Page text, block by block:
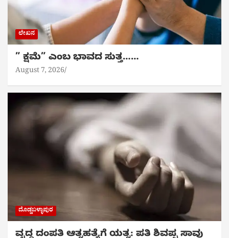
ಲೇಖನ
” ಕ್ಷಮೆ” ಎಂಬ ಭಾವದ ಸುತ್ತ……
August 7, 2026
ದೊಡ್ಡಬಳ್ಳಾಪುರ
ವೃದ್ಧ ದಂಪತಿ ಆತ್ನಹತ್ಯೆಗೆ ಯತ್ನ: ಪತಿ ಶಿವಪ್ಪ ಸಾವು